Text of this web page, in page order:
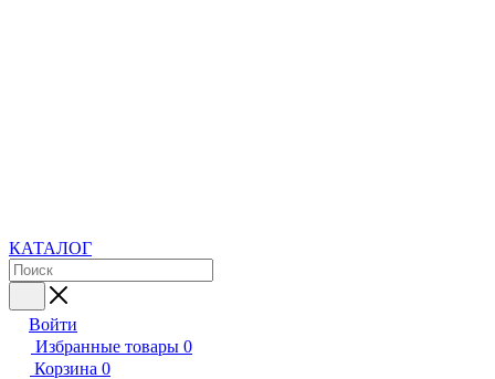
КАТАЛОГ
Войти
Избранные товары 0
Корзина 0